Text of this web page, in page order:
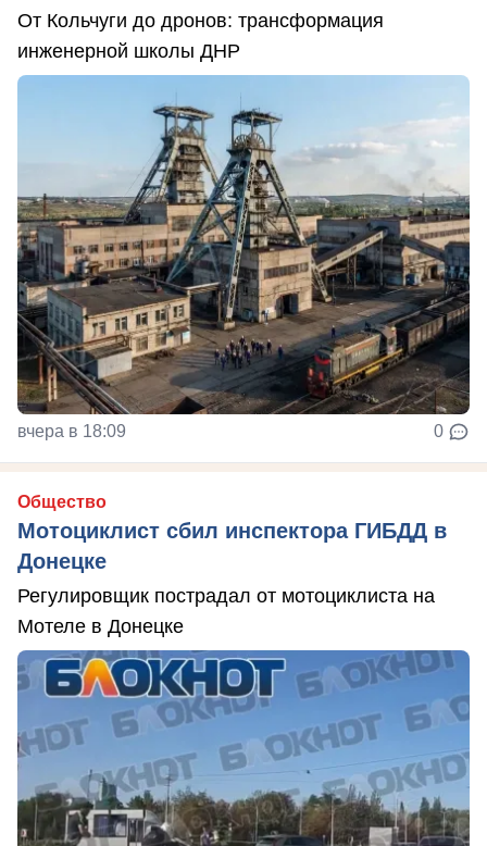
От Кольчуги до дронов: трансформация
инженерной школы ДНР
вчера в 18:09 0
Общество
Мотоциклист сбил инспектора ГИБДД в
Донецке
Регулировщик пострадал от мотоциклиста на
Мотеле в Донецке